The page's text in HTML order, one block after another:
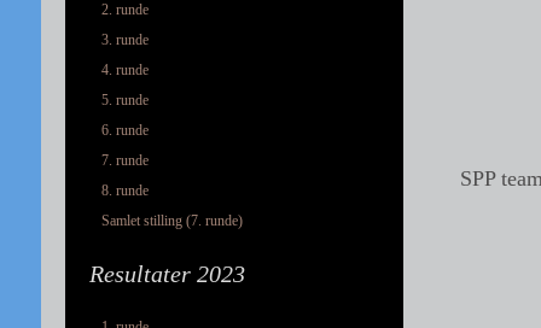
2. runde
3. runde
4. runde
5. runde
6. runde
7. runde
8. runde
Samlet stilling (7. runde)
Resultater 2023
SPP